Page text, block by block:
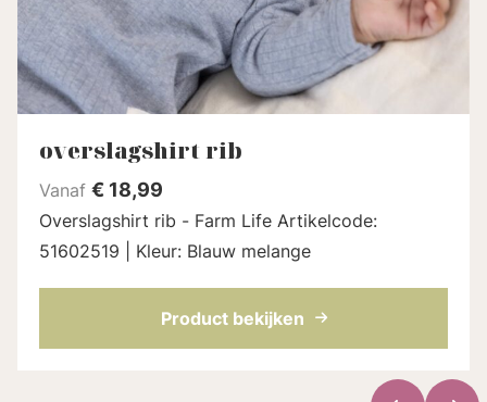
overslagshirt rib
Vanaf € 18,99
Overslagshirt rib - Farm Life Artikelcode:
51602519 | Kleur: Blauw melange
Product bekijken